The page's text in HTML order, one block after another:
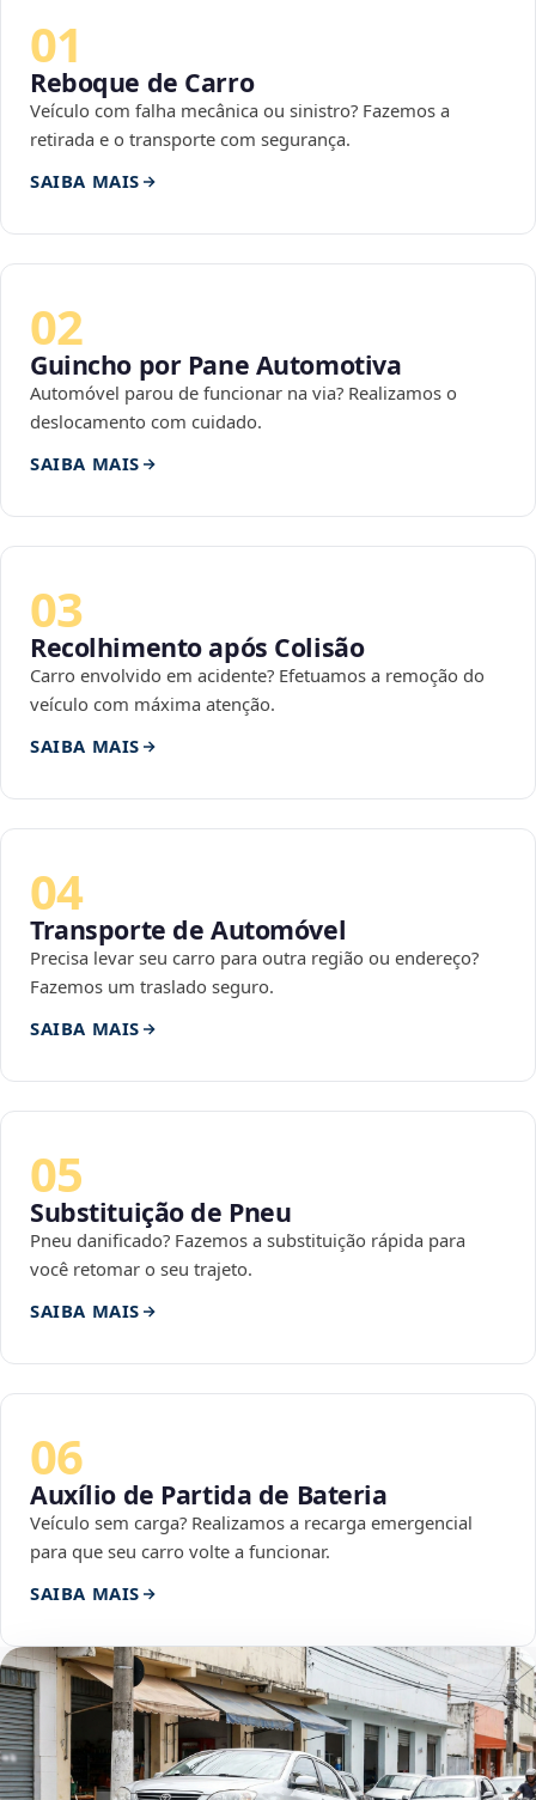
01
Reboque de Carro
Veículo com falha mecânica ou sinistro? Fazemos a
retirada e o transporte com segurança.
SAIBA MAIS
02
Guincho por Pane Automotiva
Automóvel parou de funcionar na via? Realizamos o
deslocamento com cuidado.
SAIBA MAIS
03
Recolhimento após Colisão
Carro envolvido em acidente? Efetuamos a remoção do
veículo com máxima atenção.
SAIBA MAIS
04
Transporte de Automóvel
Precisa levar seu carro para outra região ou endereço?
Fazemos um traslado seguro.
SAIBA MAIS
05
Substituição de Pneu
Pneu danificado? Fazemos a substituição rápida para
você retomar o seu trajeto.
SAIBA MAIS
06
Auxílio de Partida de Bateria
Veículo sem carga? Realizamos a recarga emergencial
para que seu carro volte a funcionar.
SAIBA MAIS